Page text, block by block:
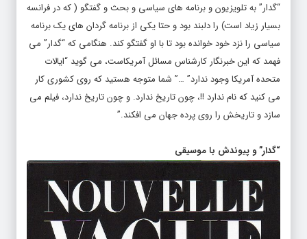
“گدار” به تلویزیون و برنامه های سیاسی و بحث و گفتگو ( که در فرانسه
بسیار زیاد است) را دلبند بود و حتا یکی از برنامه گردان های یک برنامه
سیاسی را نزد خود خوانده بود تا با او گفتگو کند. هنگامی که “گدار” می
فهمد که این خبرنگار کارشناس مسائل آمریکاست، می گوید “ایالات
متحده آمریکا وجود ندارد” …” شما متوجه هستید که روی کشوری کار
می کنید که نام ندارد !!، چون تاریخ ندارد. و چون تاریخ ندارد، فیلم می
سازد و تاریخش را روی پرده جهان می افکند.”
“گدار” و پیوندش با موسیقی